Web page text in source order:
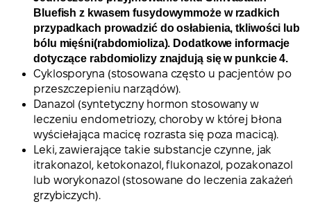
Bluefish z kwasem fusydowymmoże w rzadkich
przypadkach prowadzić do osłabienia, tkliwości lub
bólu mięśni(rabdomioliza). Dodatkowe informacje
dotyczące rabdomiolizy znajdują się w punkcie 4.
Cyklosporyna (stosowana często u pacjentów po
przeszczepieniu narządów).
Danazol (syntetyczny hormon stosowany w
leczeniu endometriozy, choroby w której błona
wyściełająca macicę rozrasta się poza macicą).
Leki, zawierające takie substancje czynne, jak
itrakonazol, ketokonazol, flukonazol, pozakonazol
lub worykonazol (stosowane do leczenia zakażeń
grzybiczych).